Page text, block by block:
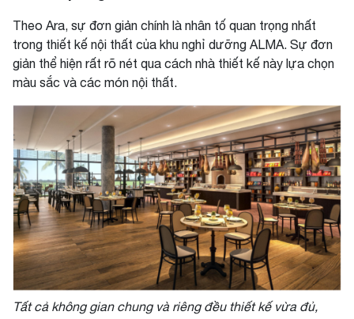
Theo Ara, sự đơn giản chính là nhân tố quan trọng nhất
trong thiết kế nội thất của khu nghỉ dưỡng ALMA. Sự đơn
giản thể hiện rất rõ nét qua cách nhà thiết kế này lựa chọn
màu sắc và các món nội thất.
Tất cả không gian chung và riêng đều thiết kế vừa đủ,